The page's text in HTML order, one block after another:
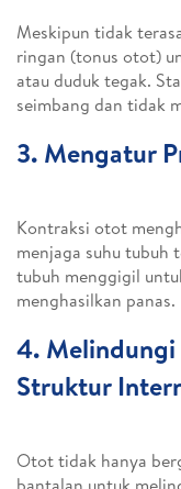
Meskipun tidak
ringan (tonus otot)
atau duduk tegak.
seimbang dan tidak
3. Mengatur
Kontraksi otot
menjaga suhu tubuh
tubuh menggigil
menghasilkan panas.
4.
Struktur
Otot tidak hanya